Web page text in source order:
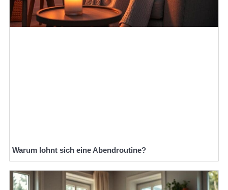
Warum lohnt sich eine Abendroutine?